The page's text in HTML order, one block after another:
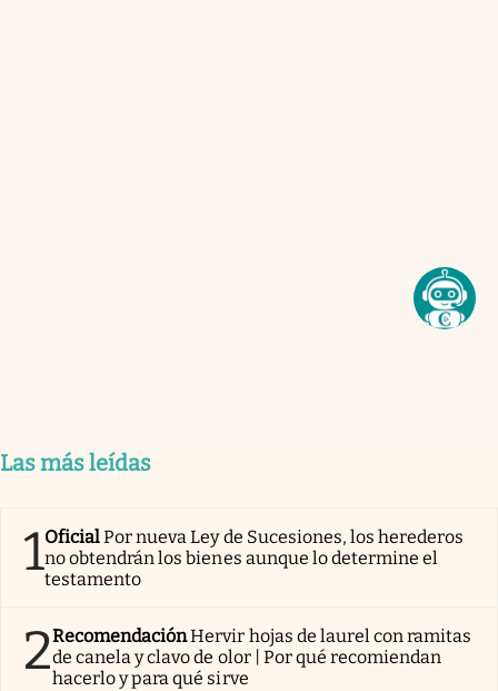
Las más leídas
1OficialPor nueva Ley de Sucesiones, los herederos
no obtendrán los bienes aunque lo determine el
testamento
2RecomendaciónHervir hojas de laurel con ramitas
de canela y clavo de olor | Por qué recomiendan
hacerlo y para qué sirve